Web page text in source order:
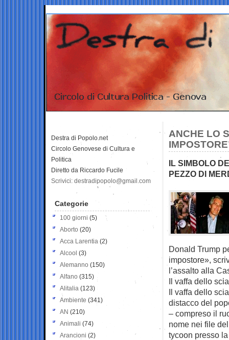
ANCHE LO
IL SIMBOLO
PEZZO DI
Donald Trump
impostore»,
l’assalto alla
Il vaffa dello
Il vaffa dello
distacco del
– compreso il
nome nei file
tycoon presso
Destra di Popolo.net
Circolo Genovese di Cultura e
Politica
Diretto da Riccardo Fucile
Scrivici: destradipopolo@gmail.com
Categorie
100 giorni (5)
Aborto (20)
Acca Larentia (2)
Alcool (3)
Alemanno (150)
Alfano (315)
Alitalia (123)
Ambiente (341)
AN (210)
Animali (74)
Arancioni (2)